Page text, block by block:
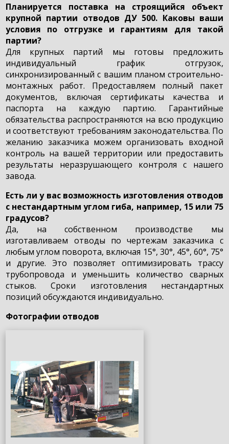
Планируется поставка на строящийся объект
крупной партии отводов ДУ 500. Каковы ваши
условия по отгрузке и гарантиям для такой
партии?
Для крупных партий мы готовы предложить
индивидуальный график отгрузок,
синхронизированный с вашим планом строительно-
монтажных работ. Предоставляем полный пакет
документов, включая сертификаты качества и
паспорта на каждую партию. Гарантийные
обязательства распространяются на всю продукцию
и соответствуют требованиям законодательства. По
желанию заказчика можем организовать входной
контроль на вашей территории или предоставить
результаты неразрушающего контроля с нашего
завода.
Есть ли у вас возможность изготовления отводов
с нестандартным углом гиба, например, 15 или 75
градусов?
Да, на собственном производстве мы
изготавливаем отводы по чертежам заказчика с
любым углом поворота, включая 15°, 30°, 45°, 60°, 75°
и другие. Это позволяет оптимизировать трассу
трубопровода и уменьшить количество сварных
стыков. Сроки изготовления нестандартных
позиций обсуждаются индивидуально.
Фотографии отводов